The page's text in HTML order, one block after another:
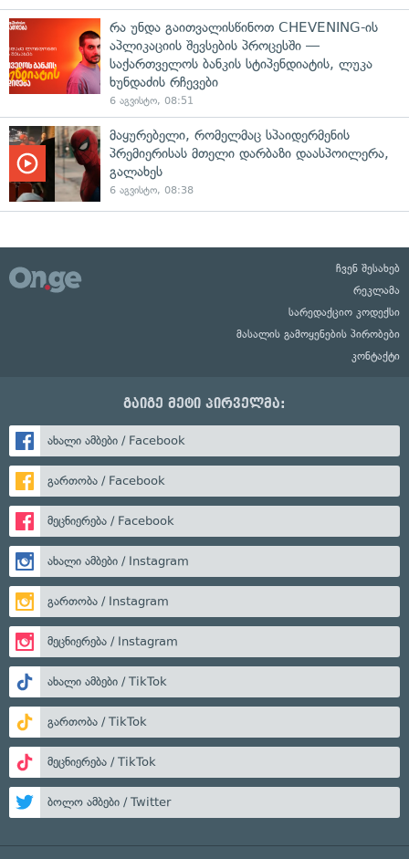
რა უნდა გაითვალისწინოთ CHEVENING-ის
აპლიკაციის შევსების პროცესში —
საქართველოს ბანკის სტიპენდიატის, ლუკა
ხუნდაძის რჩევები
6 აგვისტო, 08:51
მაყურებელი, რომელმაც სპაიდერმენის
პრემიერისას მთელი დარბაზი დაასპოილერა,
გალახეს
6 აგვისტო, 08:38
ჩვენ შესახებ
რეკლამა
სარედაქციო კოდექსი
მასალის გამოყენების პირობები
კონტაქტი
გაიგე მეტი პირველმა:
ახალი ამბები / Facebook
გართობა / Facebook
მეცნიერება / Facebook
ახალი ამბები / Instagram
გართობა / Instagram
მეცნიერება / Instagram
ახალი ამბები / TikTok
გართობა / TikTok
მეცნიერება / TikTok
ბოლო ამბები / Twitter